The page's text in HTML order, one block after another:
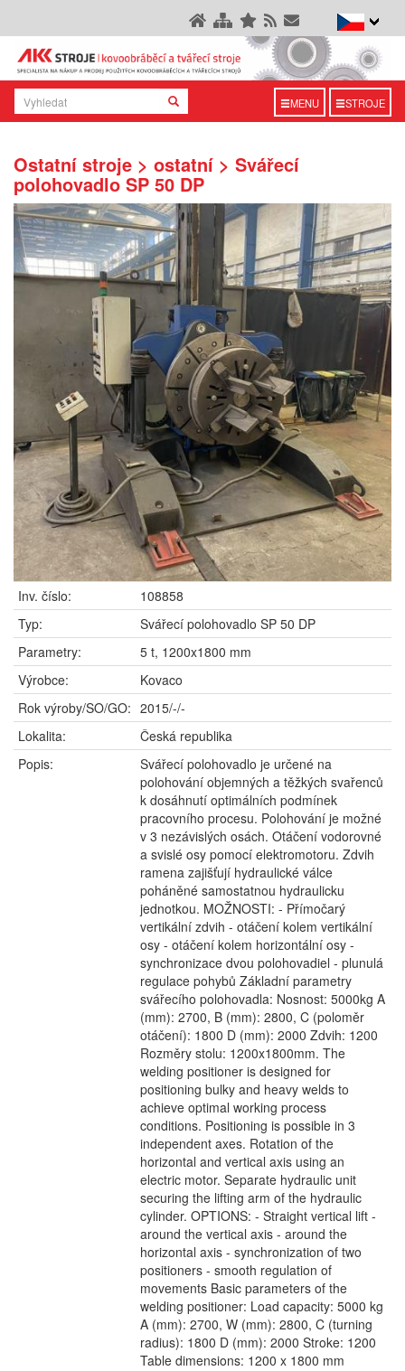
MENU STROJE
Ostatní stroje > ostatní > Svářecí
polohovadlo SP 50 DP
Inv. číslo:
108858
Typ:
Svářecí polohovadlo SP 50 DP
Parametry:
5 t, 1200x1800 mm
Výrobce:
Kovaco
Rok výroby/SO/GO: 2015/-/-
Lokalita:
Česká republika
Popis:
Svářecí polohovadlo je určené na
polohování objemných a těžkých svařenců
k dosáhnutí optimálních podmínek
pracovního procesu. Polohování je možné
v 3 nezávislých osách. Otáčení vodorovné
a svislé osy pomocí elektromotoru. Zdvih
ramena zajišťují hydraulické válce
poháněné samostatnou hydraulicku
jednotkou. MOŽNOSTI: - Přímočarý
vertikální zdvih - otáčení kolem vertikální
osy - otáčení kolem horizontální osy -
synchronizace dvou polohovadiel - plunulá
regulace pohybů Základní parametry
svářecího polohovadla: Nosnost: 5000kg A
(mm): 2700, B (mm): 2800, C (poloměr
otáčení): 1800 D (mm): 2000 Zdvih: 1200
Rozměry stolu: 1200x1800mm. The
welding positioner is designed for
positioning bulky and heavy welds to
achieve optimal working process
conditions. Positioning is possible in 3
independent axes. Rotation of the
horizontal and vertical axis using an
electric motor. Separate hydraulic unit
securing the lifting arm of the hydraulic
cylinder. OPTIONS: - Straight vertical lift -
around the vertical axis - around the
horizontal axis - synchronization of two
positioners - smooth regulation of
movements Basic parameters of the
welding positioner: Load capacity: 5000 kg
A (mm): 2700, W (mm): 2800, C (turning
radius): 1800 D (mm): 2000 Stroke: 1200
Table dimensions: 1200 x 1800 mm